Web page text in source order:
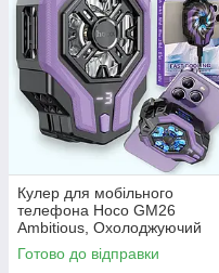
Кулер для мобільного
телефона Hoco GM26
Ambitious, Охолоджуючий
мобільний кулер-вентилятор
для смартфона, чорний
Готово до відправки